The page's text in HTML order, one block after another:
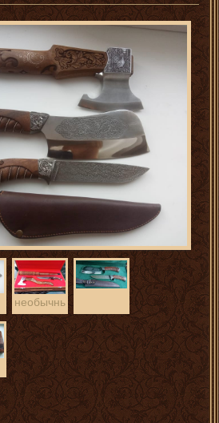
необычный
набор
охотника
с
подзорной
трубой